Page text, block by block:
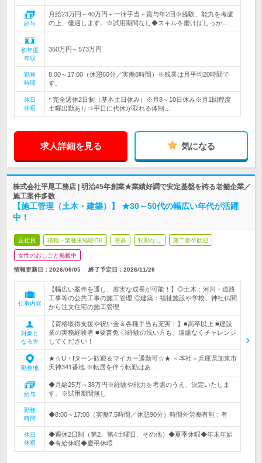
給与
月給23万円～40万円＋一律手当＋賞与年2回※経験、能力を考慮
の上、優遇します。※試用期間なし◆スキルを磨けばしっか…
初年度
年収
350万円～573万円
勤務
時間
8:00～17:00（休憩60分／実働8時間）※残業は月平均20時間で
す。
休日
休暇
* 完全週休2日制（基本土日休み）※月8～10日休み※月1回程度
土曜出勤あり⇒平日に代休が取れる体制…
求人詳細を見る 気になる
株式会社平尾工務店 | 明治45年創業★業績好調で安定基盤を誇る老舗企業／
施工案件多数
【施工管理（土木・建築）】 ★30～50代の幅広い年代が活躍
中！
正社員 職種・業種未経験OK 急募 転勤なし 第二新卒歓迎
女性のおしごと掲載中
情報更新日：2026/06/05 終了予定日： 2026/11/26
仕事内容
【幅広い案件を通し、着実な成長が可能！】◎土木：河川・道路
工事等の公共工事の施工管理 ◎建築：福祉施設や学校、神社仏閣
から注文住宅の施工管理
対象と
なる方
【資格取得支援や祝い金＆各種手当も充実！】■高卒以上 ■建設
業の実務経験者 ■要普免 ◎経験の浅い方も、遠慮なくチャレンジ
してください！
勤務地
★☆U・Iターン歓迎＆マイカー通勤可☆★ ＜本社＞兵庫県加東市
天神341番地 ※転居を伴う転勤はあ…
給与
◆月給25万～38万円※経験や能力を考慮のうえ、決定いたしま
す。※試用期間無し
勤務
時間
◆8:00～17:00（実働7.5時間／休憩90分）時間外労働有無：有
休日
休暇
◆週休2日制（第2、第4土曜日、その他）◆夏季休暇◆年末年始
◆有給休暇◆慶弔休暇